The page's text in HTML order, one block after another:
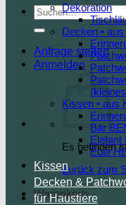
Suchen
nach:
Anfrage stellen
Anmelden
Es befinden
Zurück zum
Warenkorb
Dekoration
Decken •
Kissen • aus
Bär
Elefant
Eule
Kissen
Decken &
für Haustiere